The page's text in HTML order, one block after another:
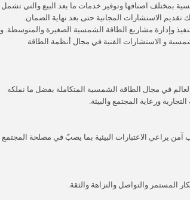
بمختلف اصنافها وتوفير خدمات ما بعد البيع والتي تشمل
تقديم الاستشارات المجانية حتى بعد نهاية الضمان.
وإدارة مشاريع الطاقة الشمسية الصغيرة والمتوسطة. و
و الاستشارات الفنية في مجال أنظمة الطاقة
في مجال الطاقة الشمسية المتكاملة بفضل ما نملكه
ورعاية المجتمع والبيئة.
يراعي الاعتبارات البيئية بما يصبّ في مصلحة المجتمع
المستمر والتواصل والنزاهة والثقة.